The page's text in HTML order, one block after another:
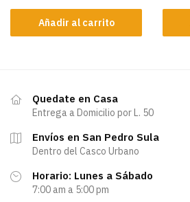
Añadir al carrito
Quedate en Casa
Entrega a Domicilio por L. 50
Envíos en San Pedro Sula
Dentro del Casco Urbano
Horario: Lunes a Sábado
7:00 am a 5:00 pm